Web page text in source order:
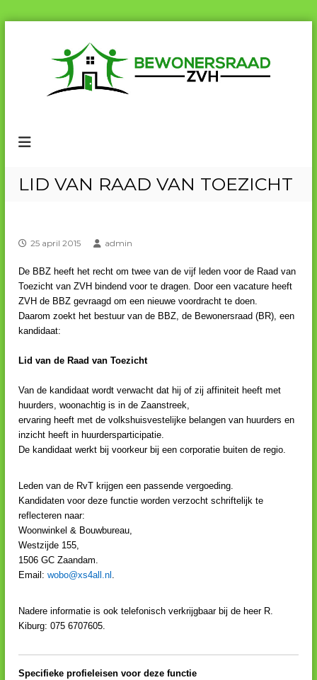
w
n
r
a
a
d
Z
V
w
o
d
V
H
LID VAN RAAD VAN TOEZICHT
25 april 2015 admin
De BBZ heeft het recht om twee van de vijf leden voor de Raad van
Toezicht van ZVH bindend voor te dragen. Door een vacature heeft
ZVH de BBZ gevraagd om een nieuwe voordracht te doen.
Daarom zoekt het bestuur van de BBZ, de Bewonersraad (BR), een
kandidaat:
Lid van de Raad van Toezicht
Van de kandidaat wordt verwacht dat hij of zij affiniteit heeft met
huurders, woonachtig is in de Zaanstreek,
ervaring heeft met de volkshuisvestelijke belangen van huurders en
inzicht heeft in huurdersparticipatie.
De kandidaat werkt bij voorkeur bij een corporatie buiten de regio.
Leden van de RvT krijgen een passende vergoeding.
Kandidaten voor deze functie worden verzocht schriftelijk te
reflecteren naar:
Woonwinkel & Bouwbureau,
Westzijde 155,
1506 GC Zaandam.
Email:wobo@xs4all.nl .
Nadere informatie is ook telefonisch verkrijgbaar bij de heer R.
Kiburg: 075 6707605.
Specifieke profieleisen voor deze functie